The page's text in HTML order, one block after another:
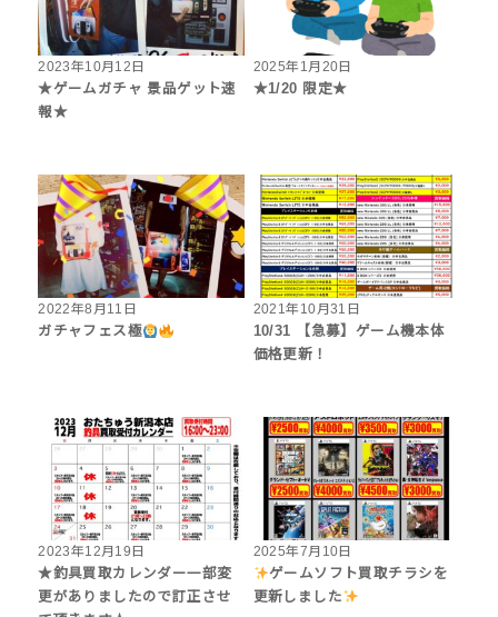
2023年10月12日
★ゲームガチャ 景品ゲット速
報★
2025年1月20日
★‎1/20 限定★
2022年8月11日
ガチャフェス極
2021年10月31日
10/31 【急募】ゲーム機本体
価格更新！
2023年12月19日
★釣具買取カレンダー一部変
更がありましたので訂正させ
2025年7月10日
ゲームソフト買取チラシを
更新しました